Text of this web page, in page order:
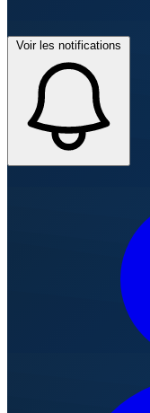
Voir les notifications